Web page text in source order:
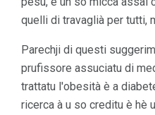
quelli di travaglià per tutti,
Parechji di questi
prufissore assuciatu di
trattatu l'obesità è a
ricerca à u so creditu è ​​hè